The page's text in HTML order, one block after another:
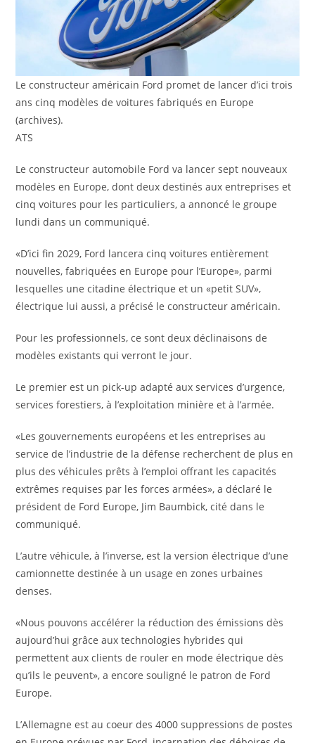
Le constructeur américain Ford promet de lancer d’ici trois
ans cinq modèles de voitures fabriqués en Europe
(archives).
ATS
Le constructeur automobile Ford va lancer sept nouveaux
modèles en Europe, dont deux destinés aux entreprises et
cinq voitures pour les particuliers, a annoncé le groupe
lundi dans un communiqué.
«D’ici fin 2029, Ford lancera cinq voitures entièrement
nouvelles, fabriquées en Europe pour l’Europe», parmi
lesquelles une citadine électrique et un «petit SUV»,
électrique lui aussi, a précisé le constructeur américain.
Pour les professionnels, ce sont deux déclinaisons de
modèles existants qui verront le jour.
Le premier est un pick-up adapté aux services d’urgence,
services forestiers, à l’exploitation minière et à l’armée.
«Les gouvernements européens et les entreprises au
service de l’industrie de la défense recherchent de plus en
plus des véhicules prêts à l’emploi offrant les capacités
extrêmes requises par les forces armées», a déclaré le
président de Ford Europe, Jim Baumbick, cité dans le
communiqué.
L’autre véhicule, à l’inverse, est la version électrique d’une
camionnette destinée à un usage en zones urbaines
denses.
«Nous pouvons accélérer la réduction des émissions dès
aujourd’hui grâce aux technologies hybrides qui
permettent aux clients de rouler en mode électrique dès
qu’ils le peuvent», a encore souligné le patron de Ford
Europe.
L’Allemagne est au coeur des 4000 suppressions de postes